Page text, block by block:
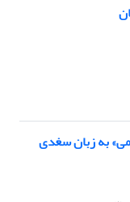
به زبان سغدی